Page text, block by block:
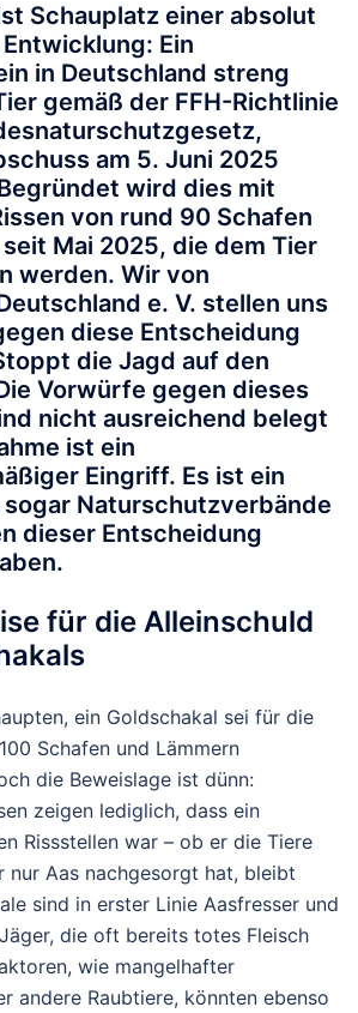
Schauplatz einer absolut
Ein
in Deutschland streng
gemäß der FFH-Richtlinie
am 5. Juni 2025
wird dies mit
von rund 90 Schafen
Mai 2025, die dem Tier
werden. Wir von
e. V. stellen uns
diese Entscheidung
die Jagd auf den
Vorwürfe gegen dieses
nicht ausreichend belegt
ist ein
Eingriff. Es ist ein
sogar Naturschutzverbände
dieser Entscheidung
für die Alleinschuld
ein Goldschakal sei für die
Schafen und Lämmern
die Beweislage ist dünn:
zeigen lediglich, dass ein
Rissstellen war – ob er die Tiere
Aas nachgesorgt hat, bleibt
sind in erster Linie Aasfresser und
die oft bereits totes Fleisch
wie mangelhafter
andere Raubtiere, könnten ebenso